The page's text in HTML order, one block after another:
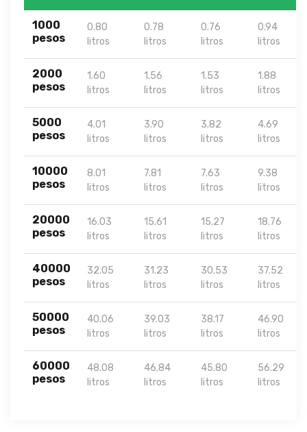
1000
pesos
0.80
litros
0.78
litros
0.76
litros
0.94
litros
2000
pesos
1.60
litros
1.56
litros
1.53
litros
1.88
litros
5000
pesos
4.01
litros
3.90
litros
3.82
litros
4.69
litros
10000
pesos
8.01
litros
7.81
litros
7.63
litros
9.38
litros
20000
pesos
16.03
litros
15.61
litros
15.27
litros
18.76
litros
40000
pesos
32.05
litros
31.23
litros
30.53
litros
37.52
litros
50000
pesos
40.06
litros
39.03
litros
38.17
litros
46.90
litros
60000
pesos
48.08
litros
46.84
litros
45.80
litros
56.29
litros